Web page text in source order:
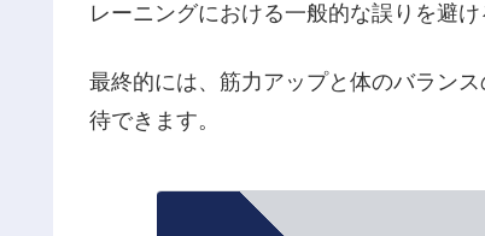
レーニングにおける一般的な誤りを避け
最終的には、筋力アップと体のバラン
待できます。